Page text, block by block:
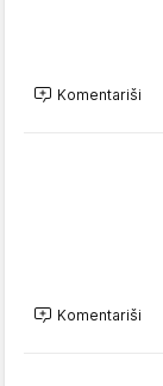
Komentariši
Komentariši